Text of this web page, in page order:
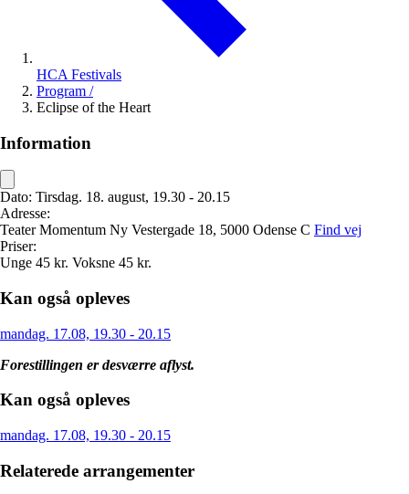
HCA Festivals
Program /
Eclipse of the Heart
Information
Dato: Tirsdag. 18. august, 19.30 - 20.15
Adresse:
Teater Momentum Ny Vestergade 18, 5000 Odense C Find vej
Priser:
Unge 45 kr. Voksne 45 kr.
Kan også opleves
mandag. 17.08, 19.30 - 20.15
Forestillingen er desværre aflyst.
Kan også opleves
mandag. 17.08, 19.30 - 20.15
Relaterede arrangementer